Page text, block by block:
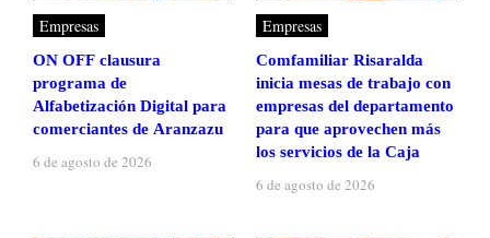
Empresas
ON OFF clausura
programa de
Alfabetización Digital para
comerciantes de Aranzazu
6 de agosto de 2026
Empresas
Comfamiliar Risaralda
inicia mesas de trabajo con
empresas del departamento
para que aprovechen más
los servicios de la Caja
6 de agosto de 2026